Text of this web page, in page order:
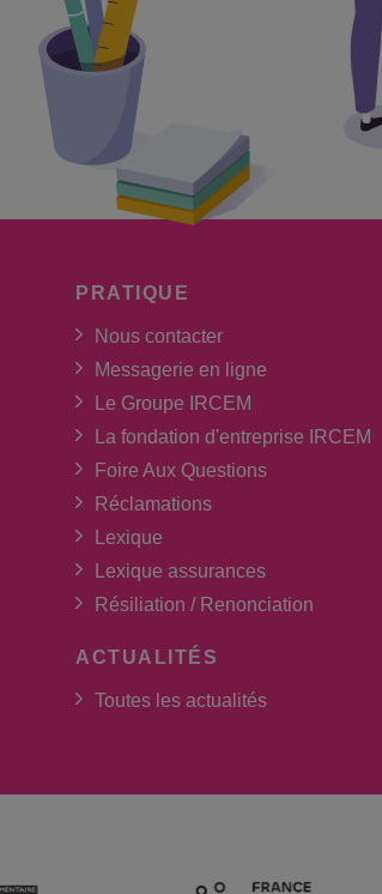
PRATIQUE
Nous contacter
Messagerie en ligne
Le Groupe IRCEM
La fondation d'entreprise IRCEM
Foire Aux Questions
Réclamations
Lexique
Lexique assurances
Résiliation / Renonciation
ACTUALITÉS
Toutes les actualités